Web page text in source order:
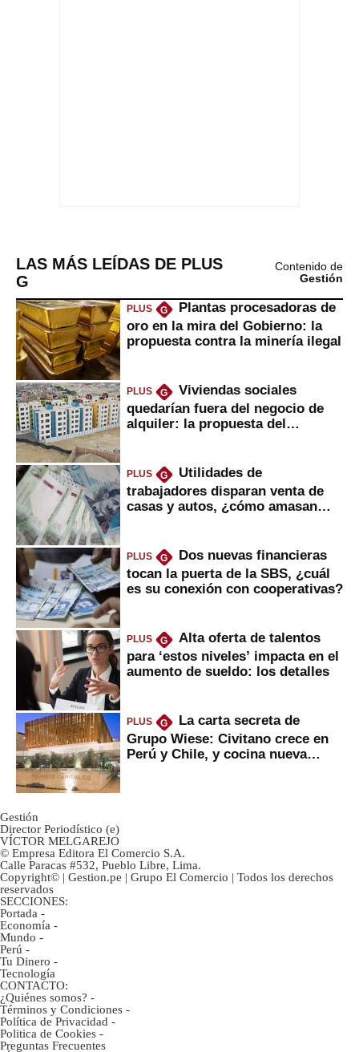
LAS MÁS LEÍDAS DE PLUS
G
Contenido de
Gestión
PLUS G
Plantas procesadoras de
oro en la mira del Gobierno: la
propuesta contra la minería ilegal
PLUS G
Viviendas sociales
quedarían fuera del negocio de
alquiler: la propuesta del
PLUS G
Utilidades de
trabajadores disparan venta de
casas y autos, ¿cómo amasan
PLUS G
Dos nuevas financieras
tocan la puerta de la SBS, ¿cuál
es su conexión con cooperativas?
PLUS G
Alta oferta de talentos
para ‘estos niveles’ impacta en el
aumento de sueldo: los detalles
PLUS G
La carta secreta de
Grupo Wiese: Civitano crece en
Perú y Chile, y cocina nueva
Gestión
Director Periodístico (e)
VÍCTOR MELGAREJO
© Empresa Editora El Comercio S.A.
Calle Paracas #532, Pueblo Libre, Lima.
Copyright© | Gestion.pe | Grupo El Comercio | Todos los derechos
reservados
SECCIONES:
Portada -
Economía -
Mundo -
Perú -
Tu Dinero -
Tecnología
CONTACTO:
¿Quiénes somos? -
Términos y Condiciones -
Política de Privacidad -
Politica de Cookies -
Preguntas Frecuentes